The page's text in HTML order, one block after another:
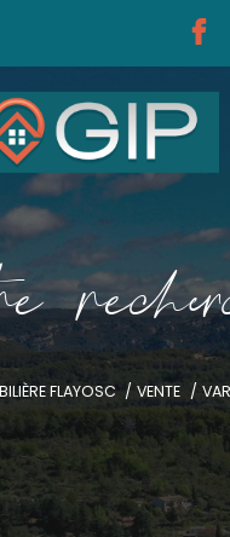
e rece
FLAYOSC VENTE VAR